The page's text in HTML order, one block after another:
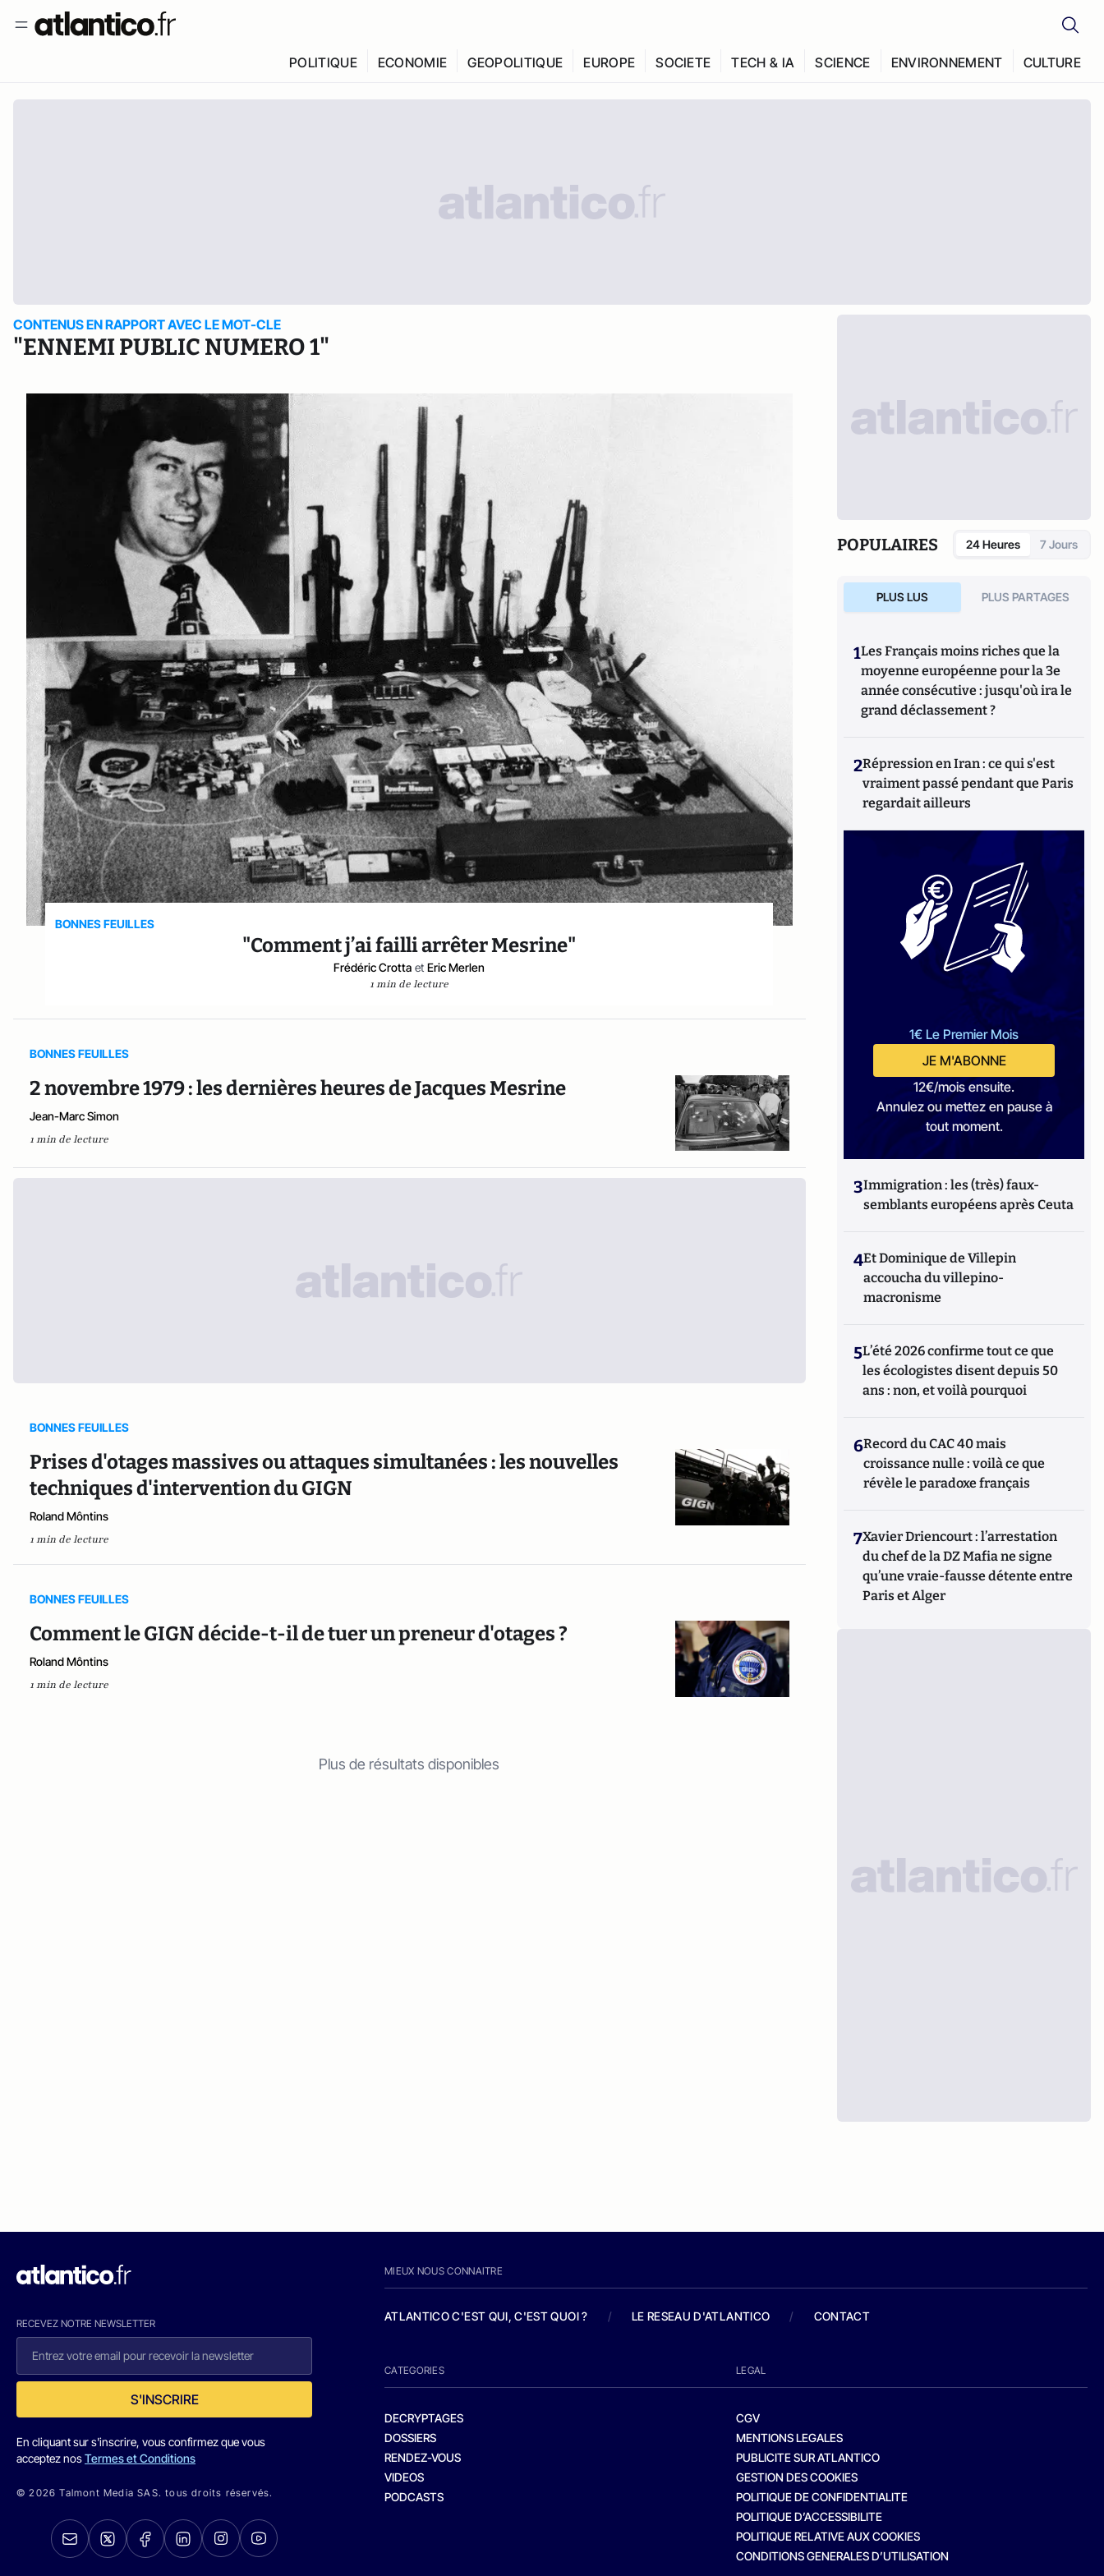
POLITIQUE ECONOMIE GEOPOLITIQUE EUROPE SOCIETE TECH & IA SCIENCE ENVIRONNEMENT CULTURE
CONTENUS EN RAPPORT AVEC LE MOT-CLE
"ENNEMI PUBLIC NUMERO 1"
BONNES FEUILLES
"Comment j’ai failli arrêter Mesrine"
Frédéric Crotta et Eric Merlen
1 min de lecture
BONNES FEUILLES
2 novembre 1979 : les dernières heures de Jacques Mesrine
Jean-Marc Simon
1 min de lecture
BONNES FEUILLES
Prises d'otages massives ou attaques simultanées : les nouvelles
techniques d'intervention du GIGN
Roland Môntins
1 min de lecture
BONNES FEUILLES
Comment le GIGN décide-t-il de tuer un preneur d'otages ?
Roland Môntins
1 min de lecture
Plus de résultats disponibles
POPULAIRES 24 Heures 7 Jours
PLUS LUS PLUS PARTAGES
1Les Français moins riches que la
moyenne européenne pour la 3e
année consécutive : jusqu'où ira le
grand déclassement ?
2Répression en Iran : ce qui s'est
vraiment passé pendant que Paris
regardait ailleurs
1€ Le Premier Mois
JE M'ABONNE
12€/mois ensuite.
Annulez ou mettez en pause à
tout moment.
3Immigration : les (très) faux-
semblants européens après Ceuta
4Et Dominique de Villepin
accoucha du villepino-
macronisme
5L’été 2026 confirme tout ce que
les écologistes disent depuis 50
ans : non, et voilà pourquoi
6Record du CAC 40 mais
croissance nulle : voilà ce que
révèle le paradoxe français
7Xavier Driencourt : l’arrestation
du chef de la DZ Mafia ne signe
qu’une vraie-fausse détente entre
Paris et Alger
RECEVEZ NOTRE NEWSLETTER
S'INSCRIRE
En cliquant sur s'inscrire, vous confirmez que vous
acceptez nosTermes et Conditions
© 2026 Talmont Media SAS. tous droits réservés.
MIEUX NOUS CONNAITRE
ATLANTICO C'EST QUI, C'EST QUOI ? / LE RESEAU D'ATLANTICO / CONTACT
CATEGORIES
DECRYPTAGES
DOSSIERS
RENDEZ-VOUS
VIDEOS
PODCASTS
LEGAL
CGV
MENTIONS LEGALES
PUBLICITE SUR ATLANTICO
GESTION DES COOKIES
POLITIQUE DE CONFIDENTIALITE
POLITIQUE D’ACCESSIBILITE
POLITIQUE RELATIVE AUX COOKIES
CONDITIONS GENERALES D’UTILISATION